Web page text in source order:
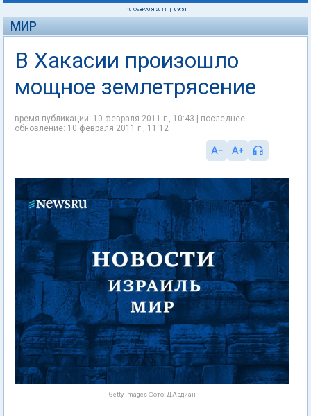
10 ФЕВРАЛЯ 2011 09:51
МИР
В Хакасии произошло
мощное землетрясение
время публикации: 10 февраля 2011 г., 10:43 | последнее
обновление: 10 февраля 2011 г., 11:12
Getty Images Фото: Д.Ардиан